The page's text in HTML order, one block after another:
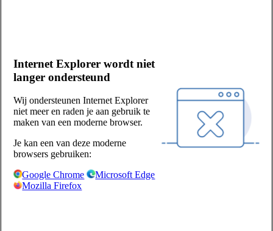
Internet Explorer wordt niet
langer ondersteund
Wij ondersteunen Internet Explorer
niet meer en raden je aan gebruik te
maken van een moderne browser.
Je kan een van deze moderne
browsers gebruiken:
Google Chrome
Microsoft Edge
Mozilla Firefox
Heerlijk om vanuit de jus te serveren.
Voedingswaarden per 100 g:
energie - kj
1263 kJ
305 kcal
24,5 g
waarvan verzadigde vetzuren